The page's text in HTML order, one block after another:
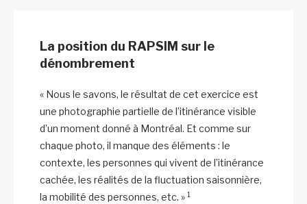
La position du RAPSIM sur le
dénombrement
« Nous le savons, le résultat de cet exercice est
une photographie partielle de l’itinérance visible
d’un moment donné à Montréal. Et comme sur
chaque photo, il manque des éléments : le
contexte, les personnes qui vivent de l’itinérance
cachée, les réalités de la fluctuation saisonnière,
la mobilité des personnes, etc. » 1